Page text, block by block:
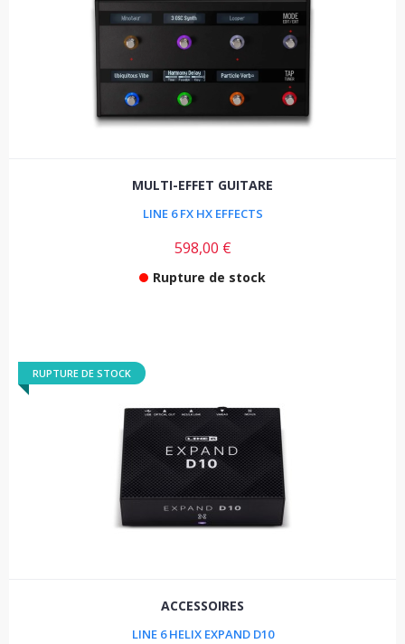
MULTI-EFFET GUITARE
LINE 6 FX HX EFFECTS
598,00 €
Rupture de stock
RUPTURE DE STOCK
ACCESSOIRES
LINE 6 HELIX EXPAND D10